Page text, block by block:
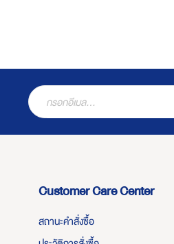
Customer Care Center
สถานะคำสั่งซื้อ